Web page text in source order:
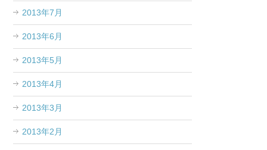
2013年7月
2013年6月
2013年5月
2013年4月
2013年3月
2013年2月